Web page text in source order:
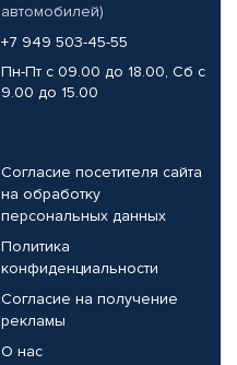
автомобилей)
+7 949 503-45-55
Пн-Пт с 09.00 до 18.00, Сб с
9.00 до 15.00
Согласие посетителя сайта
на обработку
персональных данных
Политика
конфиденциальности
Согласие на получение
рекламы
О нас